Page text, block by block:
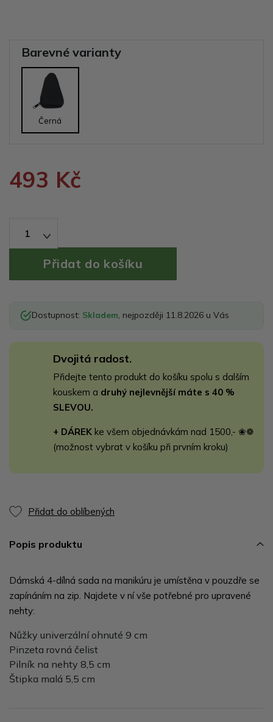
Barevné varianty
Černá
493 Kč
1
Dostupnost: Skladem, nejpozději 11.8.2026 u Vás
Dvojitá radost.
Přidejte tento produkt do košíku spolu s dalším
kouskem a druhý nejlevnější máte s 40 %
SLEVOU.
+ DÁREK ke všem objednávkám nad 1500,- ❀❁
(možnost vybrat v košíku při prvním kroku)
Přidat do oblíbených
Popis produktu
Dámská 4-dílná sada na manikúru je umístěna v pouzdře se
zapínáním na zip. Najdete v ní vše potřebné pro upravené
nehty:
Nůžky univerzální ohnuté 9 cm
Pinzeta rovná čelist
Pilník na nehty 8,5 cm
Štipka malá 5,5 cm